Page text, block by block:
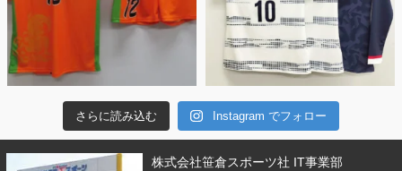
さらに読み込む Instagram でフォロー
株式会社笹倉スポーツ社 IT事業部